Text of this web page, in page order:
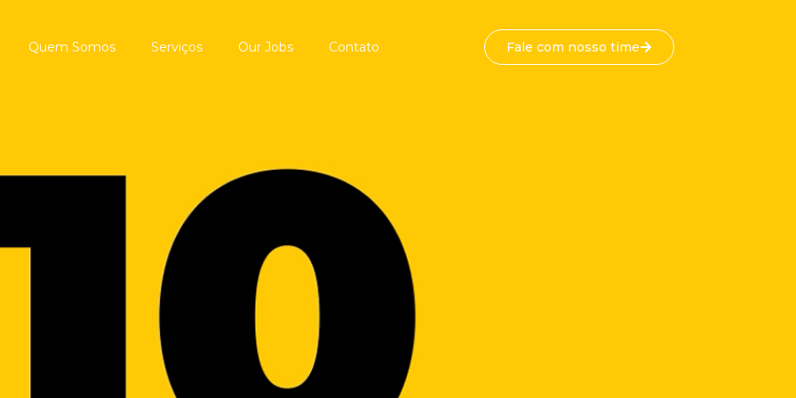
Quem Somos Serviços Our Jobs Contato Fale com nosso time